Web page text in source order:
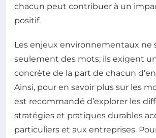
chacun peut contribuer à un
positif.
Les enjeux environnementaux ne
seulement des mots; ils exigent
concrète de la part de chacun
Ainsi, pour en savoir plus sur les
est recommandé d’explorer les
stratégies et pratiques durables
particuliers et aux entreprises.